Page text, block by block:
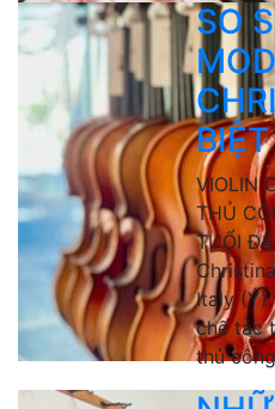
SO
VIOLIN
THỦ
TUỔI
Italy
chế tác
thủ